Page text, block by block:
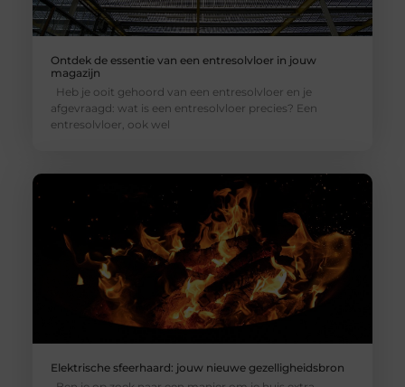
Ontdek de essentie van een entresolvloer in jouw
magazijn
Heb je ooit gehoord van een entresolvloer en je
afgevraagd: wat is een entresolvloer precies? Een
entresolvloer, ook wel
Elektrische sfeerhaard: jouw nieuwe gezelligheidsbron